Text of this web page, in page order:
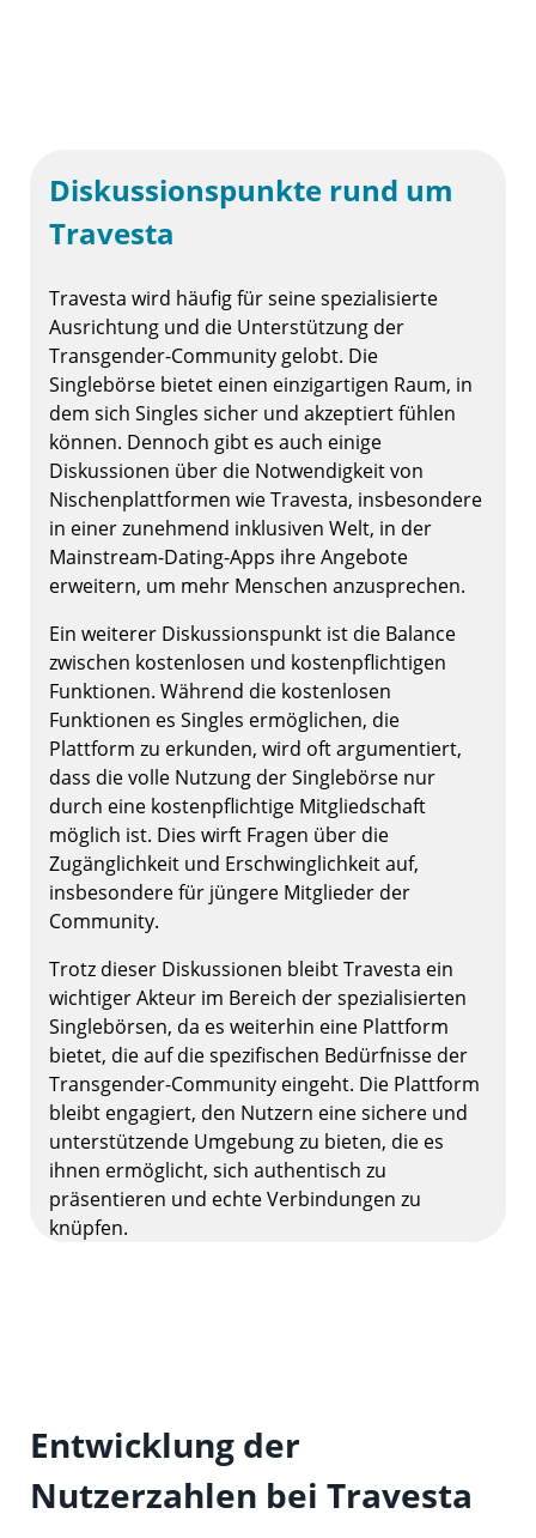
Diskussionspunkte rund um
Travesta
Travesta wird häufig für seine spezialisierte
Ausrichtung und die Unterstützung der
Transgender-Community gelobt. Die
Singlebörse bietet einen einzigartigen Raum, in
dem sich Singles sicher und akzeptiert fühlen
können. Dennoch gibt es auch einige
Diskussionen über die Notwendigkeit von
Nischenplattformen wie Travesta, insbesondere
in einer zunehmend inklusiven Welt, in der
Mainstream-Dating-Apps ihre Angebote
erweitern, um mehr Menschen anzusprechen.
Ein weiterer Diskussionspunkt ist die Balance
zwischen kostenlosen und kostenpflichtigen
Funktionen. Während die kostenlosen
Funktionen es Singles ermöglichen, die
Plattform zu erkunden, wird oft argumentiert,
dass die volle Nutzung der Singlebörse nur
durch eine kostenpflichtige Mitgliedschaft
möglich ist. Dies wirft Fragen über die
Zugänglichkeit und Erschwinglichkeit auf,
insbesondere für jüngere Mitglieder der
Community.
Trotz dieser Diskussionen bleibt Travesta ein
wichtiger Akteur im Bereich der spezialisierten
Singlebörsen, da es weiterhin eine Plattform
bietet, die auf die spezifischen Bedürfnisse der
Transgender-Community eingeht. Die Plattform
bleibt engagiert, den Nutzern eine sichere und
unterstützende Umgebung zu bieten, die es
ihnen ermöglicht, sich authentisch zu
präsentieren und echte Verbindungen zu
knüpfen.
Entwicklung der
Nutzerzahlen bei Travesta